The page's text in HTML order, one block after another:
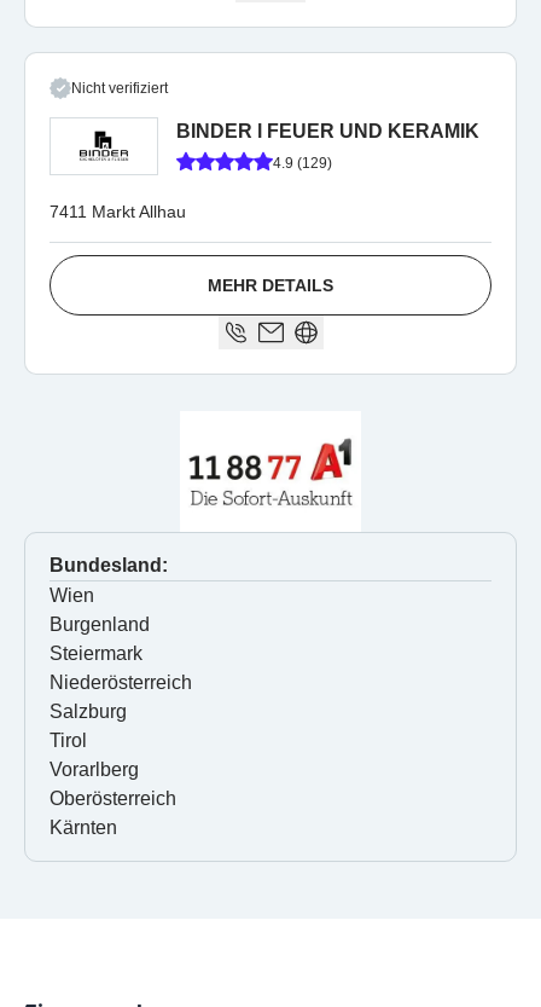
Nicht verifiziert
BINDER l FEUER UND KERAMIK
4.9 (129)
7411 Markt Allhau
MEHR DETAILS
Bundesland:
Wien
Burgenland
Steiermark
Niederösterreich
Salzburg
Tirol
Vorarlberg
Oberösterreich
Kärnten